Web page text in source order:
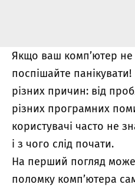
Якщо ваш комп’ютер не
поспішайте
різних причин: від
різних програмних
користувачі часто не
і з чого слід почати.
На перший погляд може
поломку комп’ютера